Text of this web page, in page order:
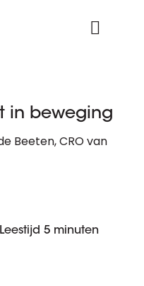
in beweging
Beeten, CRO van
5 minuten